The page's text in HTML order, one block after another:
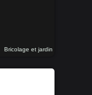
Bricolage et jardin